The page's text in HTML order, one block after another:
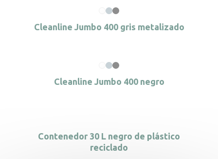
Cleanline Jumbo 400 gris metalizado
Cleanline Jumbo 400 negro
Contenedor 30 L negro de plástico
reciclado